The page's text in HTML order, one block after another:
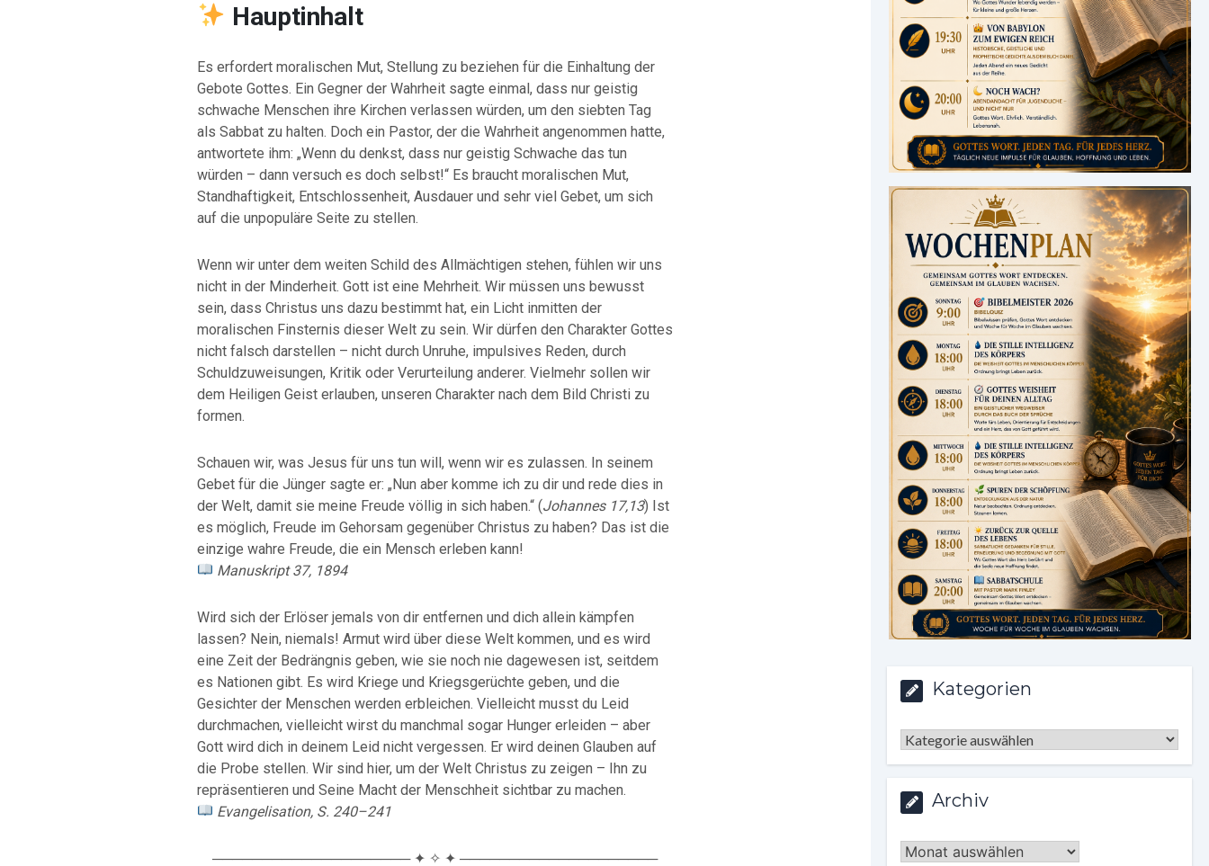
Hauptinhalt
Es erfordert moralischen Mut, Stellung zu beziehen für die Einhaltung der
Gebote Gottes. Ein Gegner der Wahrheit sagte einmal, dass nur geistig
schwache Menschen ihre Kirchen verlassen würden, um den siebten Tag
als Sabbat zu halten. Doch ein Pastor, der die Wahrheit angenommen hatte,
antwortete ihm: „Wenn du denkst, dass nur geistig Schwache das tun
würden – dann versuch es doch selbst!“ Es braucht moralischen Mut,
Standhaftigkeit, Entschlossenheit, Ausdauer und sehr viel Gebet, um sich
auf die unpopuläre Seite zu stellen.
Wenn wir unter dem weiten Schild des Allmächtigen stehen, fühlen wir uns
nicht in der Minderheit. Gott ist eine Mehrheit. Wir müssen uns bewusst
sein, dass Christus uns dazu bestimmt hat, ein Licht inmitten der
moralischen Finsternis dieser Welt zu sein. Wir dürfen den Charakter Gottes
nicht falsch darstellen – nicht durch Unruhe, impulsives Reden, durch
Schuldzuweisungen, Kritik oder Verurteilung anderer. Vielmehr sollen wir
dem Heiligen Geist erlauben, unseren Charakter nach dem Bild Christi zu
formen.
Schauen wir, was Jesus für uns tun will, wenn wir es zulassen. In seinem
Gebet für die Jünger sagte er: „Nun aber komme ich zu dir und rede dies in
der Welt, damit sie meine Freude völlig in sich haben.“ (Johannes 17,13) Ist
es möglich, Freude im Gehorsam gegenüber Christus zu haben? Das ist die
einzige wahre Freude, die ein Mensch erleben kann!
Manuskript 37, 1894
Wird sich der Erlöser jemals von dir entfernen und dich allein kämpfen
lassen? Nein, niemals! Armut wird über diese Welt kommen, und es wird
eine Zeit der Bedrängnis geben, wie sie noch nie dagewesen ist, seitdem
es Nationen gibt. Es wird Kriege und Kriegsgerüchte geben, und die
Gesichter der Menschen werden erbleichen. Vielleicht musst du Leid
durchmachen, vielleicht wirst du manchmal sogar Hunger erleiden – aber
Gott wird dich in deinem Leid nicht vergessen. Er wird deinen Glauben auf
die Probe stellen. Wir sind hier, um der Welt Christus zu zeigen – Ihn zu
repräsentieren und Seine Macht der Menschheit sichtbar zu machen.
Evangelisation, S. 240–241
──────────────────── ✦ ✧ ✦ ────────────────────
Kategorien
Kategorien
Archiv
Archiv